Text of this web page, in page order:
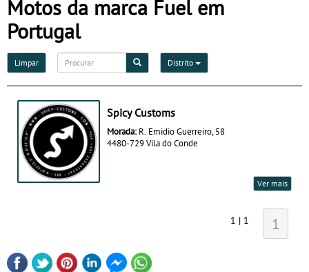
Motos da marca Fuel em
Portugal
Limpar Distrito
Spicy Customs
Morada: R. Emidio Guerreiro, 58
4480-729 Vila do Conde
Ver mais
1 | 1 1